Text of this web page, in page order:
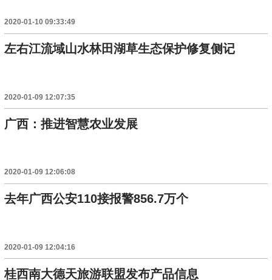
2020-01-10 09:33:49
左右江流域山水林田湖草生态保护修复侧记
2020-01-09 12:07:35
广西：推进智慧农业发展
2020-01-09 12:06:08
去年广西公安110接报警856.7万个
2020-01-09 12:04:16
桂西南大德天旅游联盟发布产品信息